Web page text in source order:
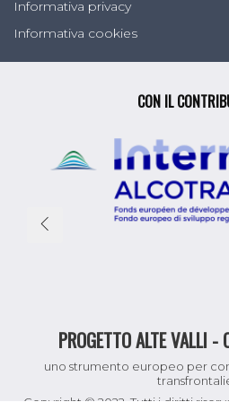
Informativa privacy
Informativa cookies
PROGETTO ALTE VALLI -
uno strumento europeo per
CON IL